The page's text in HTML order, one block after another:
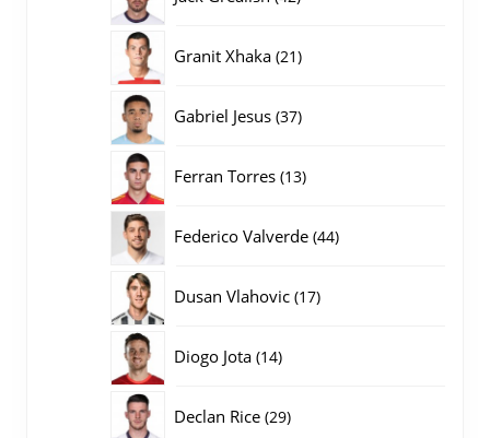
Granit Xhaka 2121
Gabriel Jesus 3737
Ferran Torres 1313
Federico Valverde 4444
Dusan Vlahovic 1717
Diogo Jota 1414
Declan Rice 2929